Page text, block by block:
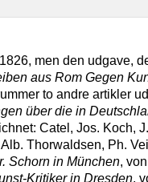
men den udgave,
aus Rom Gegen
to andre artikler
über die in
Catel, Jos. Koch,
Thorwaldsen, Ph.
Schorn in München,
Kritiker in Dresden,